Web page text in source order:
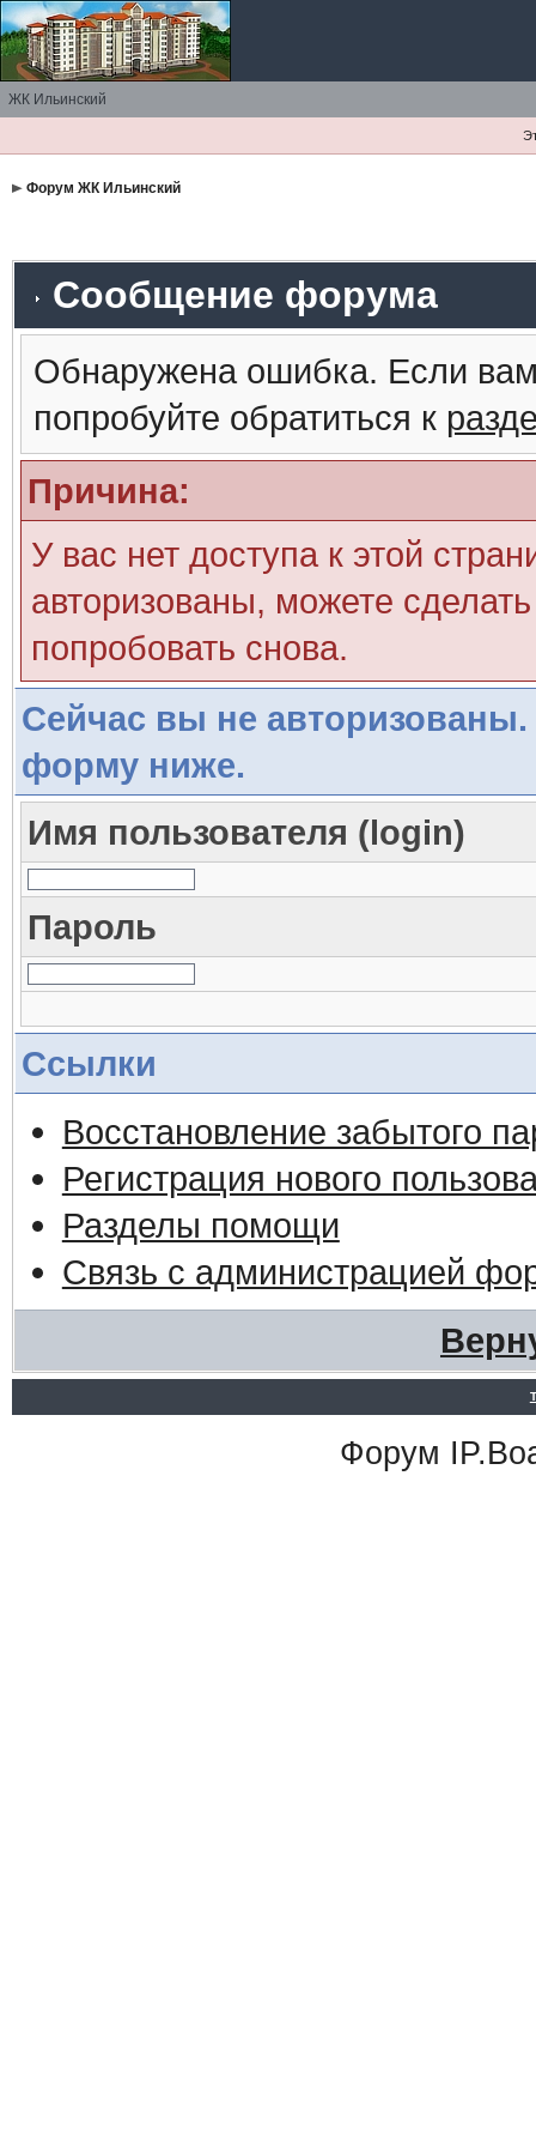
ЖК Ильинский
Форум ЖК Ильинский
Сообщение форума
Обнаружена ошибка. Если
попробуйте обратиться к
Причина:
У вас нет доступа к этой
авторизованы, можете
попробовать снова.
Сейчас вы не авторизованы.
форму ниже.
Имя пользователя (login)
Пароль
Ссылки
Восстановление забытого
Регистрация нового
Разделы помощи
Связь с администрацией
Форум